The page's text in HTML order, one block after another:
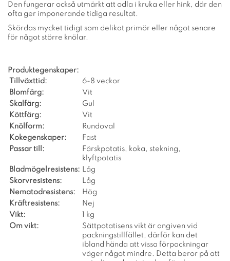
Den fungerar också utmärkt att odla i kruka eller hink, där den
ofta ger imponerande tidiga resultat.
Skördas mycket tidigt som delikat primör eller något senare
för något större knölar.
Produktegenskaper:
Tillväxttid:
6-8 veckor
Blomfärg:
Vit
Skalfärg:
Gul
Köttfärg:
Vit
Knölform:
Rundoval
Kokegenskaper:
Fast
Passar till:
Färskpotatis, koka, stekning,
klyftpotatis
Bladmögelresistens:
Låg
Skorvresistens:
Låg
Nematodresistens:
Hög
Kräftresistens:
Nej
Vikt:
1 kg
Om vikt:
Sättpotatisens vikt är angiven vid
packningstillfället, därför kan det
ibland hända att vissa förpackningar
väger något mindre. Detta beror på att